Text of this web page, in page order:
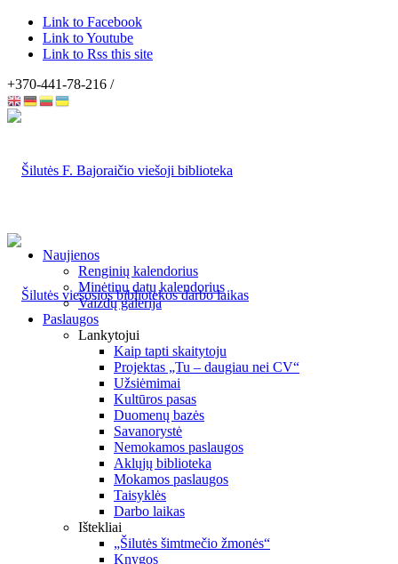
Link to Facebook
Link to Youtube
Link to Rss this site
+370-441-78-216 /
Naujienos
Renginių kalendorius
Minėtinų datų kalendorius
Vaizdų galerija
Paslaugos
Lankytojui
Kaip tapti skaitytoju
Projektas „Tu – daugiau nei CV“
Užsiėmimai
Kultūros pasas
Duomenų bazės
Savanorystė
Nemokamos paslaugos
Aklųjų biblioteka
Mokamos paslaugos
Taisyklės
Darbo laikas
Ištekliai
„Šilutės šimtmečio žmonės“
Knygos